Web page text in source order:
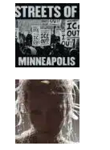
SUJETS ASSOCIÉS: